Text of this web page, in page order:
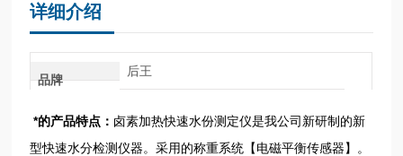
详细介绍
品牌
后王
*的产品特点： 卤素加热快速水份测定仪是我公司新研制的新
型快速水分检测仪器。采用的称重系统【电磁平衡传感器】。